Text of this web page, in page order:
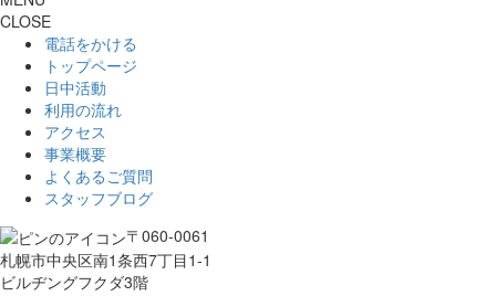
CLOSE
電話をかける
トップページ
日中活動
利用の流れ
アクセス
事業概要
よくあるご質問
スタッフブログ
〒060-0061
札幌市中央区南1条西7丁目1-1
ビルヂングフクダ3階